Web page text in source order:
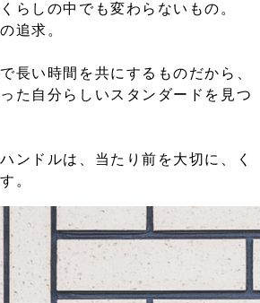
らしの中でも変わらないもの。
追求。
長い時間を共にするものだから、
た自分らしいスタンダードを見つ
ンドルは、当たり前を大切に、く
。